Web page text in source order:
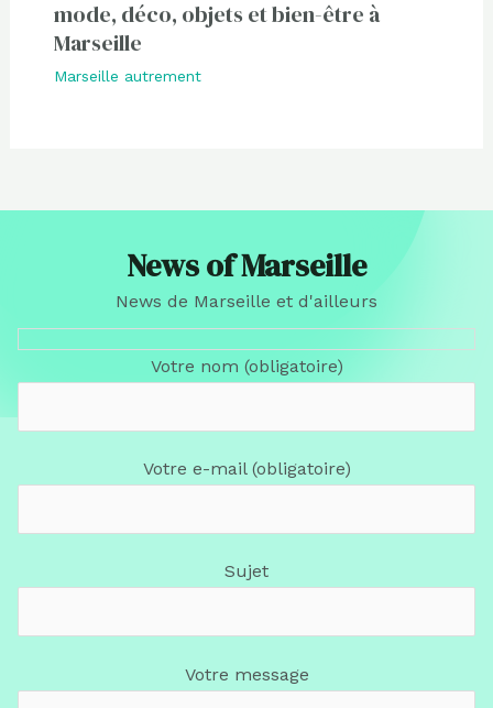
mode, déco, objets et bien-être à
Marseille
Marseille autrement
News of Marseille
News de Marseille et d'ailleurs
Votre nom (obligatoire)
Votre e-mail (obligatoire)
Sujet
Votre message